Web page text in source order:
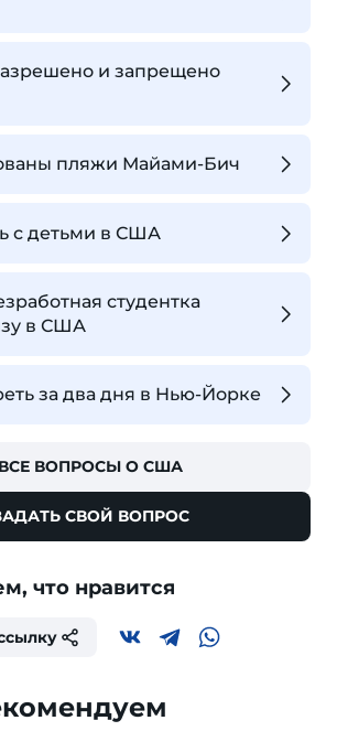
и запрещено
пляжи Майами-Бич
с детьми в США
студентка
в США
за два дня в Нью-Йорке
ВСЕ ВОПРОСЫ О США
СВОЙ ВОПРОС
что нравится